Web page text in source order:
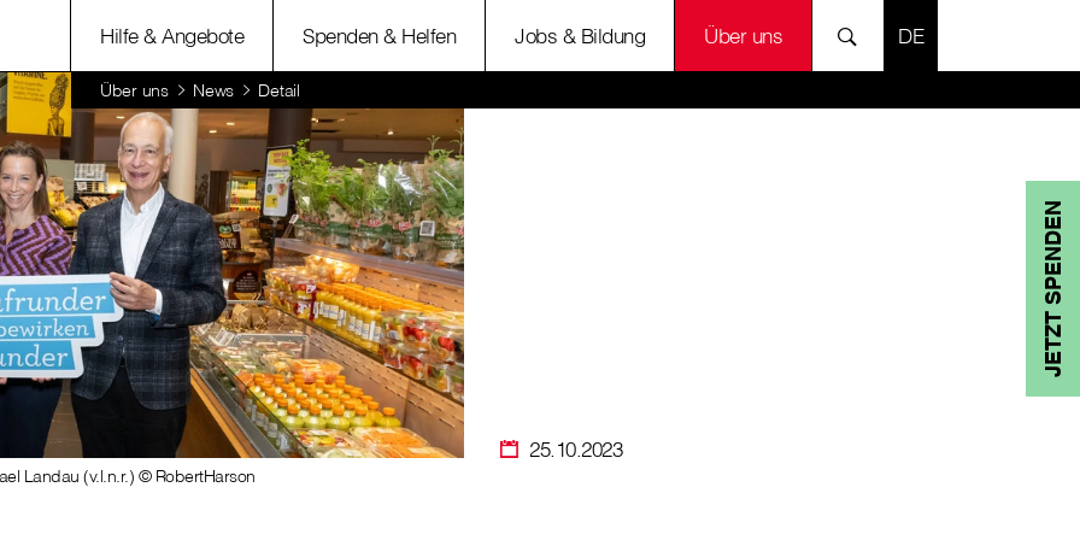
Hilfe & Angebote Spenden & Helfen Jobs & Bildung Über uns SPRACHE
Über uns News Detail
JETZT SPENDEN
25.10.2023
Landau (v.l.n.r.) © RobertHarson